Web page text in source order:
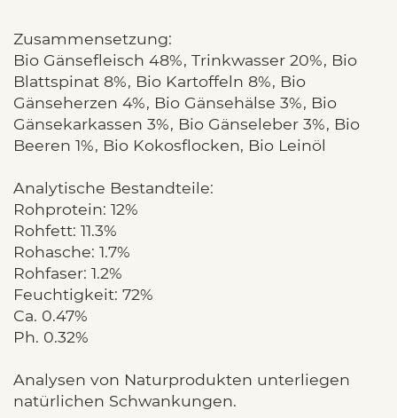
Zusammensetzung:
Bio Gänsefleisch 48%, Trinkwasser 20%, Bio
Blattspinat 8%, Bio Kartoffeln 8%, Bio
Gänseherzen 4%, Bio Gänsehälse 3%, Bio
Gänsekarkassen 3%, Bio Gänseleber 3%, Bio
Beeren 1%, Bio Kokosflocken, Bio Leinöl
Analytische Bestandteile:
Rohprotein: 12%
Rohfett: 11.3%
Rohasche: 1.7%
Rohfaser: 1.2%
Feuchtigkeit: 72%
Ca. 0.47%
Ph. 0.32%
Analysen von Naturprodukten unterliegen
natürlichen Schwankungen.